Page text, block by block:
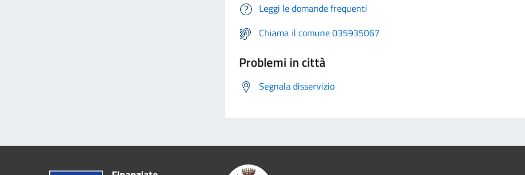
Leggi le domande frequenti
Chiama il comune 035935067
Problemi in città
Segnala disservizio